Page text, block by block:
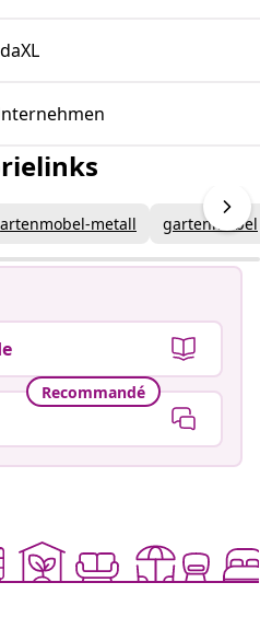
metall gartenmobel
Recommandé